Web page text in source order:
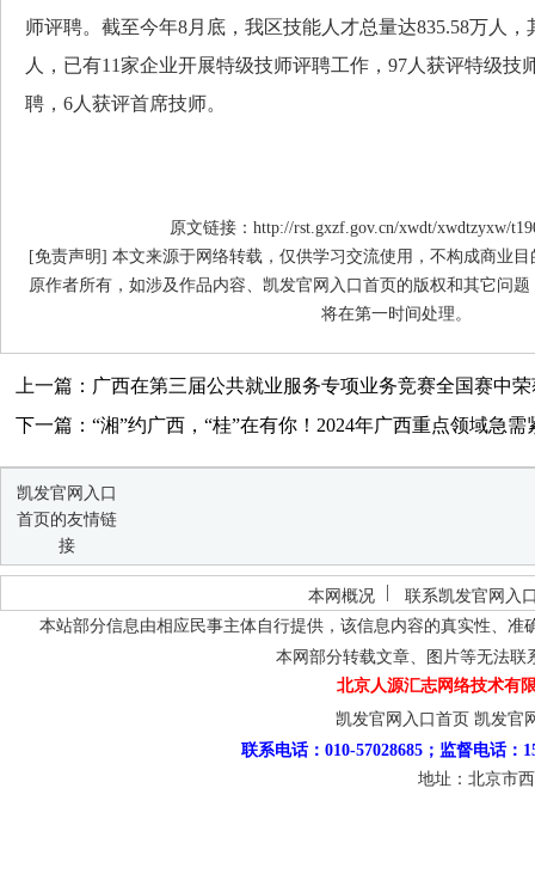
师评聘。截至今年8月底，我区技能人才总量达835.58万人，
人，已有11家企业开展特级技师评聘工作，97人获评特级技
聘，6人获评首席技师。
原文链接：http://rst.gxzf.gov.cn/xwdt/xwdtzyxw/
[免责声明] 本文来源于网络转载，仅供学习交流使用，不构成商业
原作者所有，如涉及作品内容、凯发官网入口首页的版权和其它问
将在第一时间处理。
上一篇：广西在第三届公共就业服务专项业务竞赛全国赛中
下一篇：“湘”约广西，“桂”在有你！2024年广西重点领域急需
凯发官网入口
首页的友情链
接
本网概况
联系凯发官网入
本站部分信息由相应民事主体自行提供，该信息内容的真实性、准
本网部分转载文章、图片等无法
北京人源汇志网络技术有
凯发官网入口首页 凯发官
联系电话：010-57028685；监督电话：
地址：北京市